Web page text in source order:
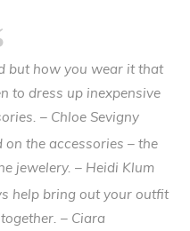
but how you wear it that
to dress up inexpensive
– Chloe Sevigny
the accessories – the
jewelery. – Heidi Klum
help bring out your outfit
– Ciara